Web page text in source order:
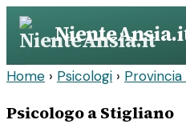
Vai
contenuto
Home › Psicologi ›
Psicologo a Stigliano